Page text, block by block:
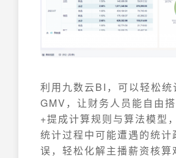
利用九数云BI，可以轻松统
GMV，让财务人员能自由
+提成计算规则与算法模型
统计过程中可能遭遇的统计
误，轻松化解主播薪资核算